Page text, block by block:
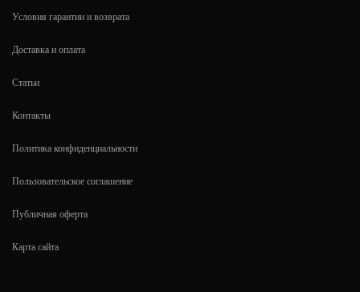
Условия гарантии и возврата
Доставка и оплата
Статьи
Контакты
Политика конфиденциальности
Пользовательское соглашение
Публичная оферта
Карта сайта